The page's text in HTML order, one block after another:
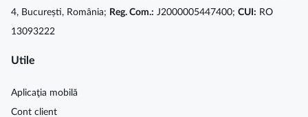
4, București, România; Reg. Com.: J2000005447400; CUI: RO
13093222
Utile
Aplicaţia mobilă
Cont client